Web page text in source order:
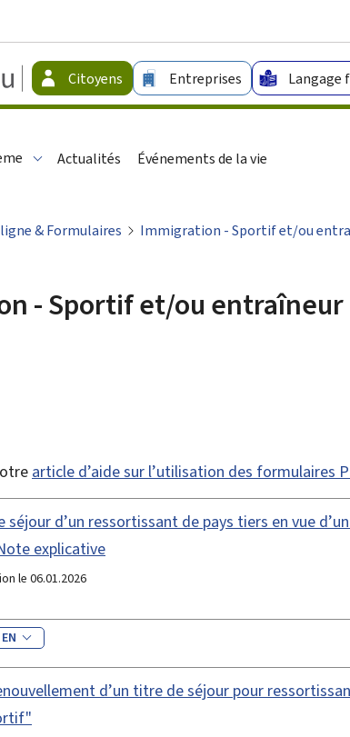
Guichet.lu
-
Citoyens Entreprises Langage
Actualités Événements de la vie
& Formulaires Immigration - Sportif et/ou
- Sportif et/ou
article d’aide sur l’utilisation des formulaires
d’un ressortissant de pays tiers en vue
explicative
le 06.01.2026
EN
d’un titre de séjour pour